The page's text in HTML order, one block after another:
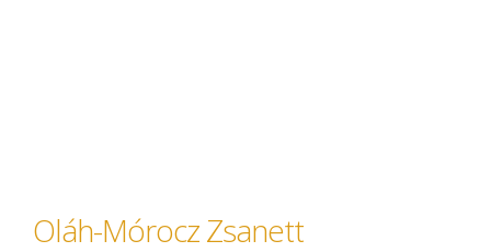
Oláh-Mórocz Zsanett